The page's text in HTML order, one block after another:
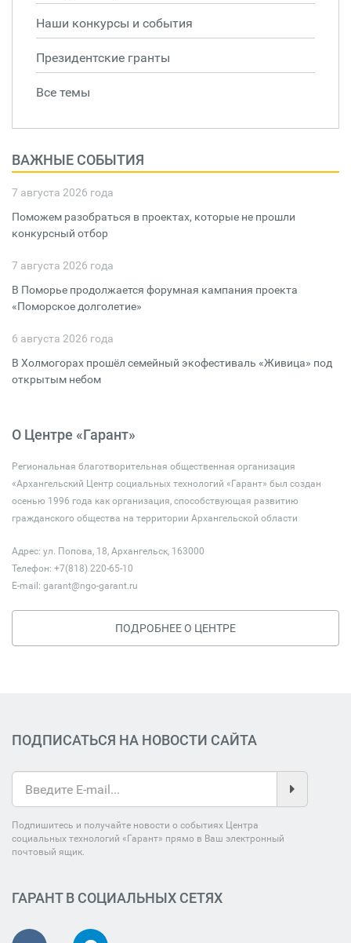
Наши конкурсы и события
Президентские гранты
Все темы
ВАЖНЫЕ СОБЫТИЯ
7 августа 2026 года
Поможем разобраться в проектах, которые не прошли
конкурсный отбор
7 августа 2026 года
В Поморье продолжается форумная кампания проекта
«Поморское долголетие»
6 августа 2026 года
В Холмогорах прошёл семейный экофестиваль «Живица» под
открытым небом
О Центре «Гарант»
Региональная благотворительная общественная организация
«Архангельский Центр социальных технологий «Гарант» был создан
осенью 1996 года как организация, способствующая развитию
гражданского общества на территории Архангельской области
Адрес: ул. Попова, 18, Архангельск, 163000
Телефон: +7(818) 220-65-10
E-mail: garant@ngo-garant.ru
ПОДРОБНЕЕ О ЦЕНТРЕ
ПОДПИСАТЬСЯ НА НОВОСТИ САЙТА
Подпишитесь и получайте новости о событиях Центра
социальных технологий «Гарант» прямо в Ваш электронный
почтовый ящик.
ГАРАНТ В СОЦИАЛЬНЫХ СЕТЯХ